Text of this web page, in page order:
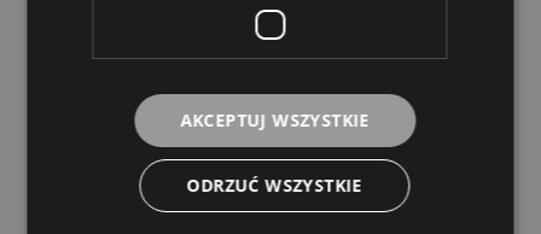
AKCEPTUJ WSZYSTKIE
ODRZUĆ WSZYSTKIE